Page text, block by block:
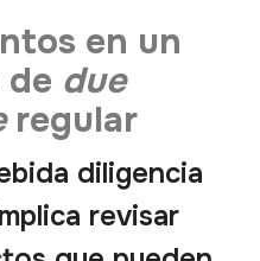
en un
de due
regular
diligencia
revisar